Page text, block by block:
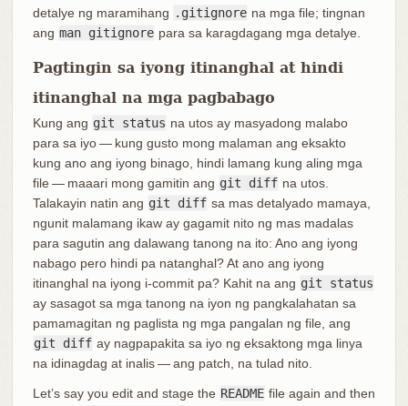
detalye ng maramihang .gitignore na mga file; tingnan
ang man gitignore para sa karagdagang mga detalye.
Pagtingin sa iyong itinanghal at hindi
itinanghal na mga pagbabago
Kung ang git status na utos ay masyadong malabo
para sa iyo — kung gusto mong malaman ang eksakto
kung ano ang iyong binago, hindi lamang kung aling mga
file — maaari mong gamitin ang git diff na utos.
Talakayin natin ang git diff sa mas detalyado mamaya,
ngunit malamang ikaw ay gagamit nito ng mas madalas
para sagutin ang dalawang tanong na ito: Ano ang iyong
nabago pero hindi pa natanghal? At ano ang iyong
itinanghal na iyong i-commit pa? Kahit na ang git status
ay sasagot sa mga tanong na iyon ng pangkalahatan sa
pamamagitan ng paglista ng mga pangalan ng file, ang
git diff ay nagpapakita sa iyo ng eksaktong mga linya
na idinagdag at inalis — ang patch, na tulad nito.
Let’s say you edit and stage the README file again and then